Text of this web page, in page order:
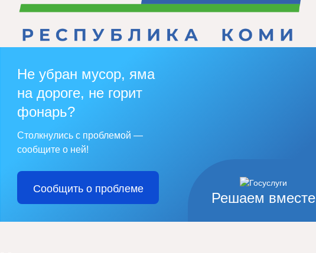
Решаем вместе
Не убран мусор, яма
на дороге, не горит
фонарь?
Столкнулись с проблемой —
сообщите о ней!
Сообщить о проблеме